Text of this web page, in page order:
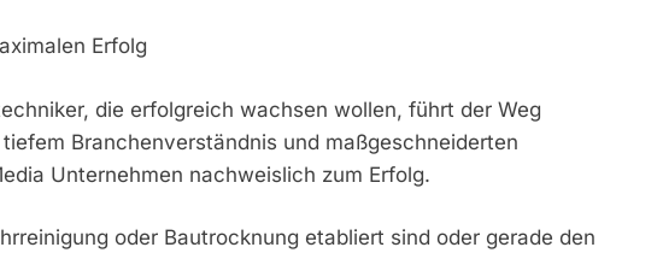
Erfolg
die erfolgreich wachsen wollen, führt der Weg
Branchenverständnis und maßgeschneiderten
Unternehmen nachweislich zum Erfolg.
oder Bautrocknung etabliert sind oder gerade den